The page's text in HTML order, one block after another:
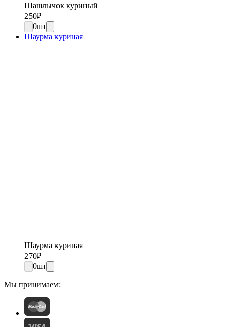
Шашлычок куриный
250₽
0шт
Шаурма куриная
Шаурма куриная
270₽
0шт
Мы принимаем: